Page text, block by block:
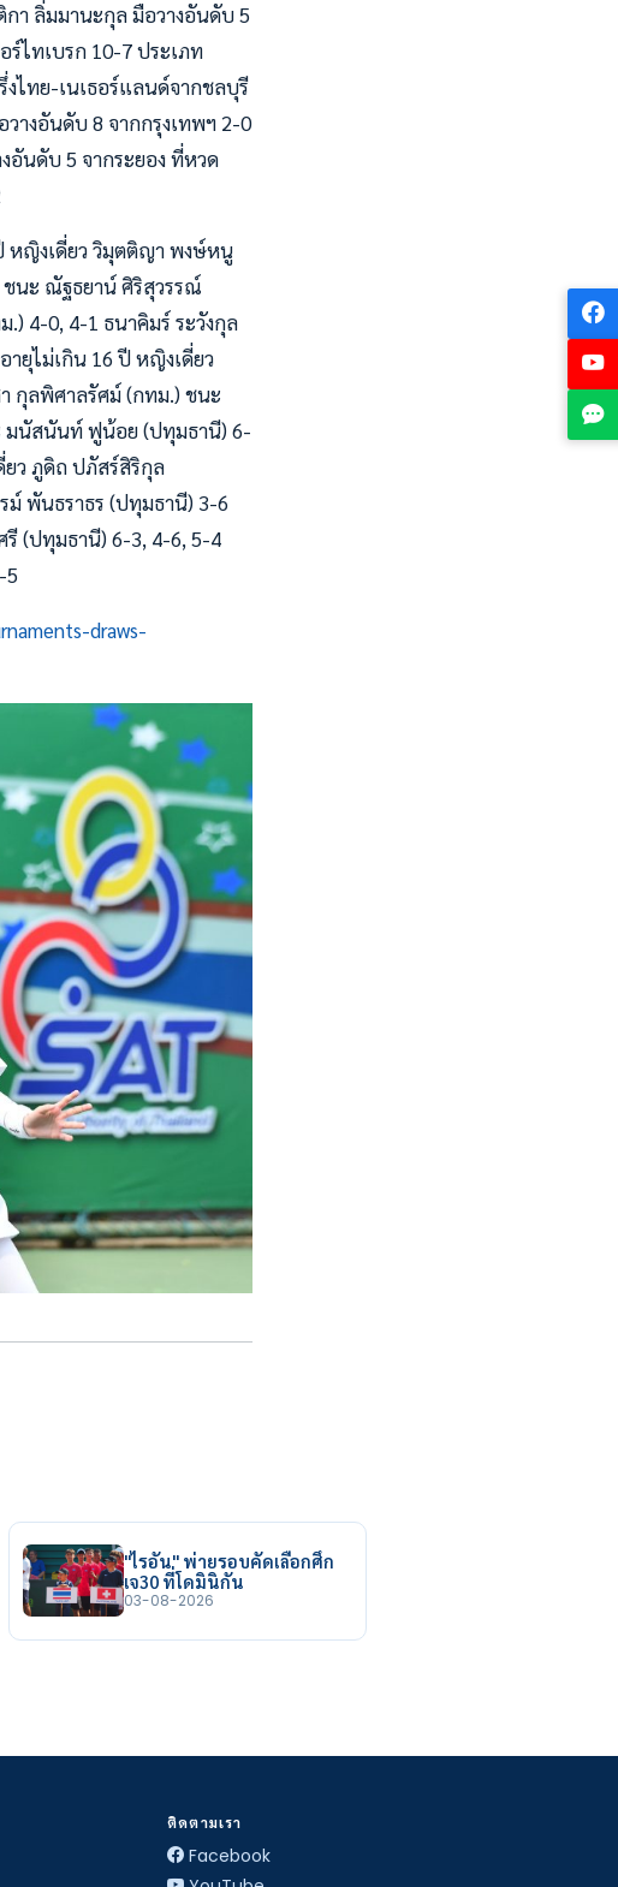
า ลิ่มมานะกุล มือวางอันดับ 5
ไทเบรก 10-7 ประเภท
งไทย-เนเธอร์แลนด์จากชลบุรี
างอันดับ 8 จากกรุงเทพฯ 2-0
อันดับ 5 จากระยอง ที่หวด
หญิงเดี่ยว วิมุตติญา พงษ์หนู
นะ ณัฐธยาน์ ศิริสุวรรณ์
4-0, 4-1 ธนาคิมร์ ระวังกุล
ยุไม่เกิน 16 ปี หญิงเดี่ยว
กุลพิศาลรัศม์ (กทม.) ชนะ
มนัสนันท์ ฟูน้อย (ปทุมธานี) 6-
ยว ภูดิถ ปภัสร์สิริกุล
พันธราธร (ปทุมธานี) 3-6
รี (ปทุมธานี) 6-3, 4-6, 5-4
5
draws-
"ไรอัน" พ่ายรอบคัดเลือกศึก
เจ30 ที่โดมินิกัน
03-08-2026
ติดตามเรา
Facebook